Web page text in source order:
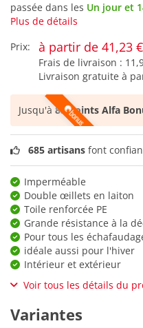
passée dans les Un jour et
Plus de détails
Prix:
à partir de 41,23
Frais de livraison :
Livraison gratuite à
Jusqu'à85 points Alfa
685 artisans font
Imperméable
Double œillets en laiton
Toile renforcée PE
Grande résistance à la
Pour tous les
idéale aussi pour l'hiver
Intérieur et extérieur
Voir tous les détails du
Variantes